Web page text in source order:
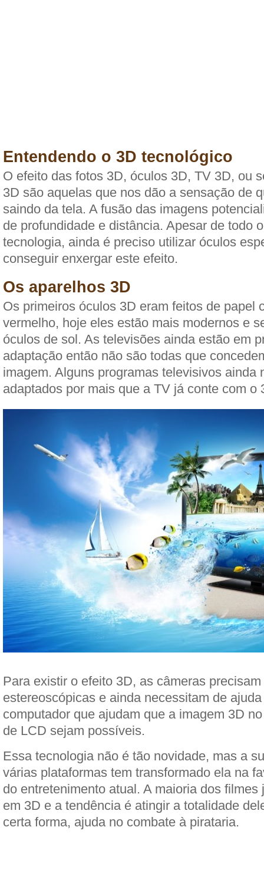
Entendendo o 3D tecnológico
O efeito das fotos 3D, óculos 3D, TV 3D, ou
3D são aquelas que nos dão a sensação de
saindo da tela. A fusão das imagens
de profundidade e distância. Apesar de todo
tecnologia, ainda é preciso utilizar óculos
conseguir enxergar este efeito.
Os aparelhos 3D
Os primeiros óculos 3D eram feitos de papel
vermelho, hoje eles estão mais modernos e
óculos de sol. As televisões ainda estão em
adaptação então não são todas que
imagem. Alguns programas televisivos ainda
adaptados por mais que a TV já conte com o
Para existir o efeito 3D, as câmeras precisam
estereoscópicas e ainda necessitam de
computador que ajudam que a imagem 3D
de LCD sejam possíveis.
Essa tecnologia não é tão novidade, mas a
várias plataformas tem transformado ela na
do entretenimento atual. A maioria dos filmes
em 3D e a tendência é atingir a totalidade
certa forma, ajuda no combate à pirataria.